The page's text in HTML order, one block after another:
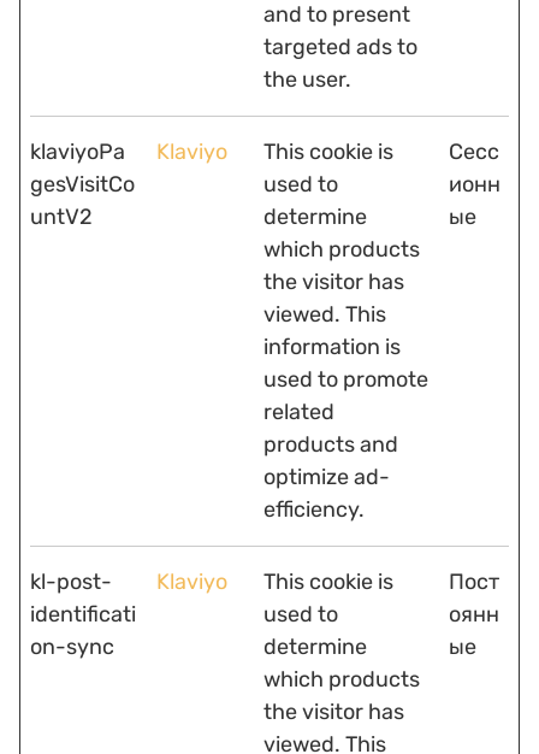
and to present
targeted ads to
the user.
klaviyoPa
gesVisitCo
untV2
Klaviyo
This cookie is
used to
determine
which products
the visitor has
viewed. This
information is
used to promote
related
products and
optimize ad-
efficiency.
Сесс
ионн
ые
kl-post-
identificati
on-sync
Klaviyo
This cookie is
used to
determine
which products
the visitor has
viewed. This
Пост
оянн
ые